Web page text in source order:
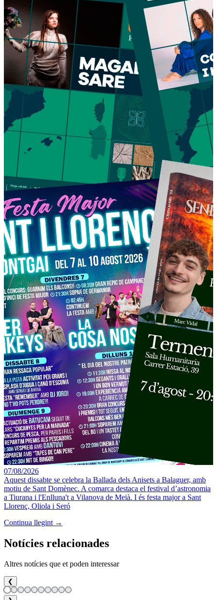
07/08/2026
Aquest dissabte se celebra la Ballada dels Anisets a Balaguer, amb
motiu de Sant Domènec. A comarca destaca el festival d’astronomia
a Tiurana i l'Enlluna't a Vilanova de Meià. I és festa major a Sant
Llorenç, Oliola i Seró
Continua llegint →
Notícies relacionades
Altres notícies que et poden interessar
❮